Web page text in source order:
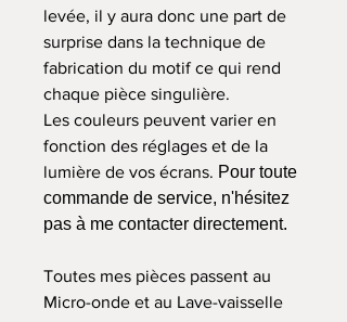
levée, il y aura donc une part de
surprise dans la technique de
fabrication du motif ce qui rend
chaque pièce singulière.
Les couleurs peuvent varier en
fonction des réglages et de la
lumière de vos écrans. Pour toute
commande de service, n'hésitez
pas à me contacter directement.
Toutes mes pièces passent au
Micro-onde et au Lave-vaisselle